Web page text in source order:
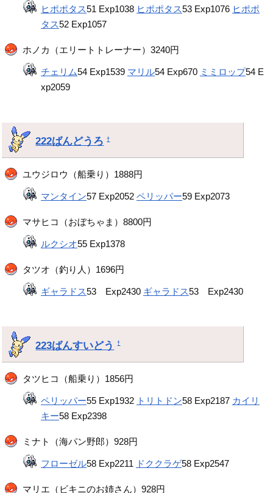
ヒポポタス51 Exp1038 ヒポポタス53 Exp1076 ヒポポ
タス52 Exp1057
ホノカ（エリートトレーナー）3240円
チェリム54 Exp1539 マリル54 Exp670 ミミロップ54 E
xp2059
222ばんどうろ †
ユウジロウ（船乗り）1888円
マンタイン57 Exp2052ペリッパー59 Exp2073
マサヒコ（おぼちゃま）8800円
ルクシオ55 Exp1378
タツオ（釣り人）1696円
ギャラドス53 Exp2430 ギャラドス53 Exp2430
223ばんすいどう †
タツヒコ（船乗り）1856円
ペリッパー55 Exp1932 トリトドン58 Exp2187 カイリ
キー58 Exp2398
ミナト（海パン野郎）928円
フローゼル58 Exp2211 ドククラゲ58 Exp2547
マリエ（ビキニのお姉さん）928円